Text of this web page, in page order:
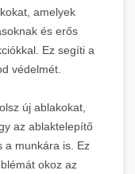
amelyek
és erős
Ez segíti a
védelmét.
új ablakokat,
az ablaktelepítő
a munkára is. Ez
okoz az